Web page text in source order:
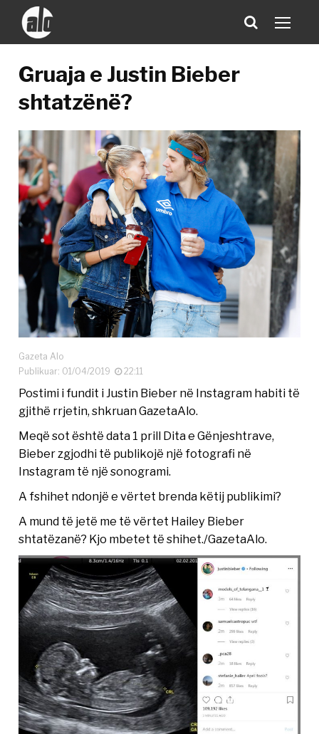
Gruaja e Justin Bieber
shtatzënë?
Gazeta Alo
Publikuar: 01/04/2019
22:11
Postimi i fundit i Justin Bieber në Instagram habiti të
gjithë rrjetin, shkruan GazetaAlo.
Meqë sot është data 1 prill Dita e Gënjeshtrave,
Bieber zgjodhi të publikojë një fotografi në
Instagram të një sonogrami.
A fshihet ndonjë e vërtet brenda këtij publikimi?
A mund të jetë me të vërtet Hailey Bieber
shtatëzanë? Kjo mbetet të shihet./GazetaAlo.